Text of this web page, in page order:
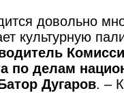
довольно
культурную
по делам
Дугаров. –